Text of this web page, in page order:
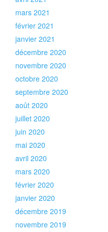
mars 2021
février 2021
janvier 2021
décembre 2020
novembre 2020
octobre 2020
septembre 2020
août 2020
juillet 2020
juin 2020
mai 2020
avril 2020
mars 2020
février 2020
janvier 2020
décembre 2019
novembre 2019